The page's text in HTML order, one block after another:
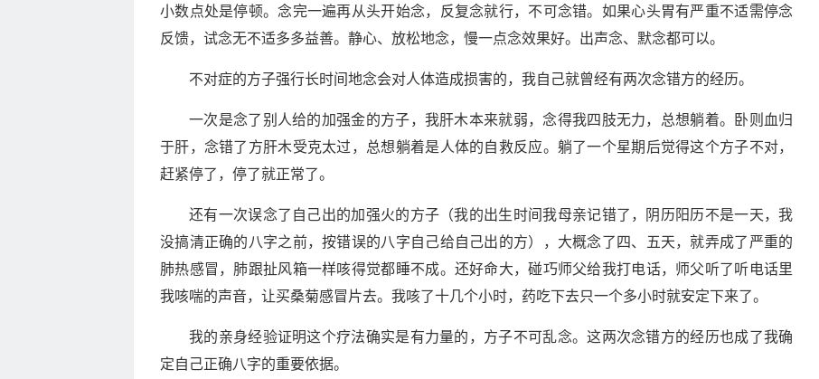
小数点处是停顿。念完一遍再从头开始念，反复念就行，不可念错。如果心头胃有严重不适需停念
反馈，试念无不适多多益善。静心、放松地念，慢一点念效果好。出声念、默念都可以。
不对症的方子强行长时间地念会对人体造成损害的，我自己就曾经有两次念错方的经历。
一次是念了别人给的加强金的方子，我肝木本来就弱，念得我四肢无力，总想躺着。卧则血归
于肝，念错了方肝木受克太过，总想躺着是人体的自救反应。躺了一个星期后觉得这个方子不对，
赶紧停了，停了就正常了。
还有一次误念了自己出的加强火的方子（我的出生时间我母亲记错了，阴历阳历不是一天，我
没搞清正确的八字之前，按错误的八字自己给自己出的方），大概念了四、五天，就弄成了严重的
肺热感冒，肺跟扯风箱一样咳得觉都睡不成。还好命大，碰巧师父给我打电话，师父听了听电话里
我咳喘的声音，让买桑菊感冒片去。我咳了十几个小时，药吃下去只一个多小时就安定下来了。
我的亲身经验证明这个疗法确实是有力量的，方子不可乱念。这两次念错方的经历也成了我确
定自己正确八字的重要依据。